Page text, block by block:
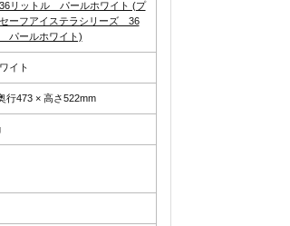
リットル パールホワイト (プ
ーフアイステラシリーズ 36
パールホワイト)
イト
行473 × 高さ522mm